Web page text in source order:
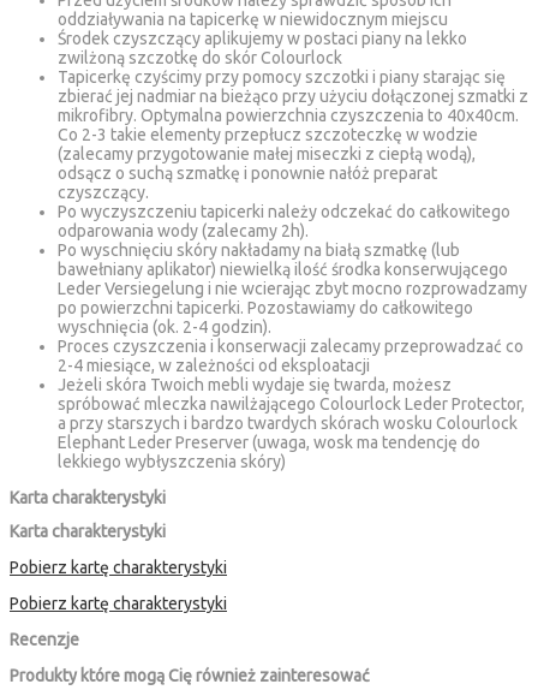
oddziaływania na tapicerkę w niewidocznym miejscu
Środek czyszczący aplikujemy w postaci piany na lekko
zwilżoną szczotkę do skór Colourlock
Tapicerkę czyścimy przy pomocy szczotki i piany starając się
zbierać jej nadmiar na bieżąco przy użyciu dołączonej szmatki z
mikrofibry. Optymalna powierzchnia czyszczenia to 40x40cm.
Co 2-3 takie elementy przepłucz szczoteczkę w wodzie
(zalecamy przygotowanie małej miseczki z ciepłą wodą),
odsącz o suchą szmatkę i ponownie nałóż preparat
czyszczący.
Po wyczyszczeniu tapicerki należy odczekać do całkowitego
odparowania wody (zalecamy 2h).
Po wyschnięciu skóry nakładamy na białą szmatkę (lub
bawełniany aplikator) niewielką ilość środka konserwującego
Leder Versiegelung i nie wcierając zbyt mocno rozprowadzamy
po powierzchni tapicerki. Pozostawiamy do całkowitego
wyschnięcia (ok. 2-4 godzin).
Proces czyszczenia i konserwacji zalecamy przeprowadzać co
2-4 miesiące, w zależności od eksploatacji
Jeżeli skóra Twoich mebli wydaje się twarda, możesz
spróbować mleczka nawilżającego Colourlock Leder Protector,
a przy starszych i bardzo twardych skórach wosku Colourlock
Elephant Leder Preserver (uwaga, wosk ma tendencję do
lekkiego wybłyszczenia skóry)
Karta charakterystyki
Karta charakterystyki
Pobierz kartę charakterystyki
Pobierz kartę charakterystyki
Recenzje
Produkty które mogą Cię również zainteresować